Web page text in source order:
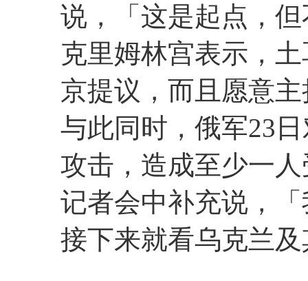
说，「这是起点，
克里姆林宫表示，
京提议，而且愿意
与此同时，俄军23
攻击，造成至少一
记者会中补充说，
接下来就看乌克兰